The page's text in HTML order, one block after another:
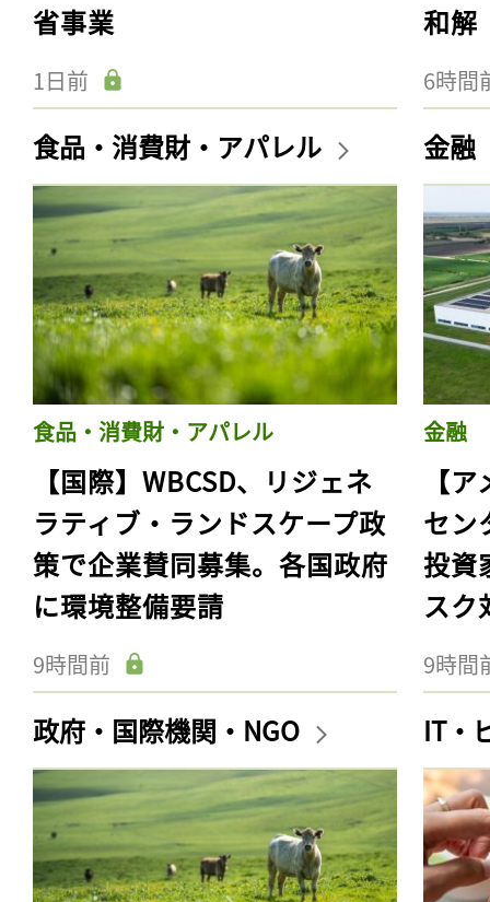
省事業
1日前
和解
6時間
食品・消費財・アパレル
食品・消費財・アパレル
【国際】WBCSD、リジェネ
ラティブ・ランドスケープ政
策で企業賛同募集。各国政府
に環境整備要請
9時間前
金融
金融
【
セン
投資
スク
9時間
政府・国際機関・NGO IT・